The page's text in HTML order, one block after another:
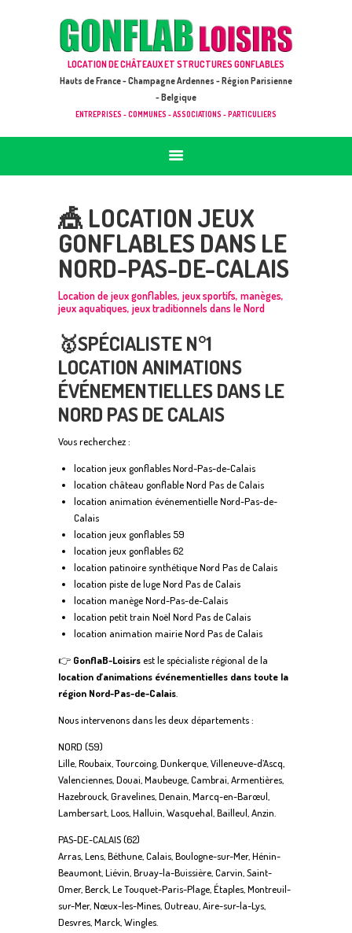
LOCATION DE CHÂTEAUX ET STRUCTURES GONFLABLES
Hauts de France - Champagne Ardennes - Région Parisienne
- Belgique
ENTREPRISES - COMMUNES - ASSOCIATIONS - PARTICULIERS
GONFLAB LOISIRS
ACCUEIL
JEUX À LOUER & PRESTATIONS
CATALOGUE / TARIF
DEMANDE DE DEVIS (SOUS 24H)
🎪 LOCATION JEUX
GONFLABLES DANS LE
NORD-PAS-DE-CALAIS
Location de jeux gonflables, jeux sportifs, manèges,
jeux aquatiques, jeux traditionnels dans le Nord
🥇SPÉCIALISTE N°1
LOCATION ANIMATIONS
ÉVÉNEMENTIELLES DANS LE
NORD PAS DE CALAIS
Vous recherchez :
location jeux gonflables Nord-Pas-de-Calais
location château gonflable Nord Pas de Calais
location animation événementielle Nord-Pas-de-
Calais
location jeux gonflables 59
location jeux gonflables 62
location patinoire synthétique Nord Pas de Calais
location piste de luge Nord Pas de Calais
location manège Nord-Pas-de-Calais
location petit train Noël Nord Pas de Calais
location animation mairie Nord Pas de Calais
👉 GonflaB-Loisirsest le spécialiste régional de la
location d’animations événementielles dans toute la
région Nord-Pas-de-Calais
Nous intervenons dans les deux départements :
NORD (59)
Lille, Roubaix, Tourcoing, Dunkerque, Villeneuve-d’Ascq,
Valenciennes, Douai, Maubeuge, Cambrai, Armentières,
Hazebrouck, Gravelines, Denain, Marcq-en-Barœul,
Lambersart, Loos, Halluin, Wasquehal, Bailleul, Anzin.
PAS-DE-CALAIS (62)
Arras, Lens, Béthune, Calais, Boulogne-sur-Mer, Hénin-
Beaumont, Liévin, Bruay-la-Buissière, Carvin, Saint-
Omer, Berck, Le Touquet-Paris-Plage, Étaples, Montreuil-
sur-Mer, Nœux-les-Mines, Outreau, Aire-sur-la-Lys,
Desvres, Marck, Wingles.